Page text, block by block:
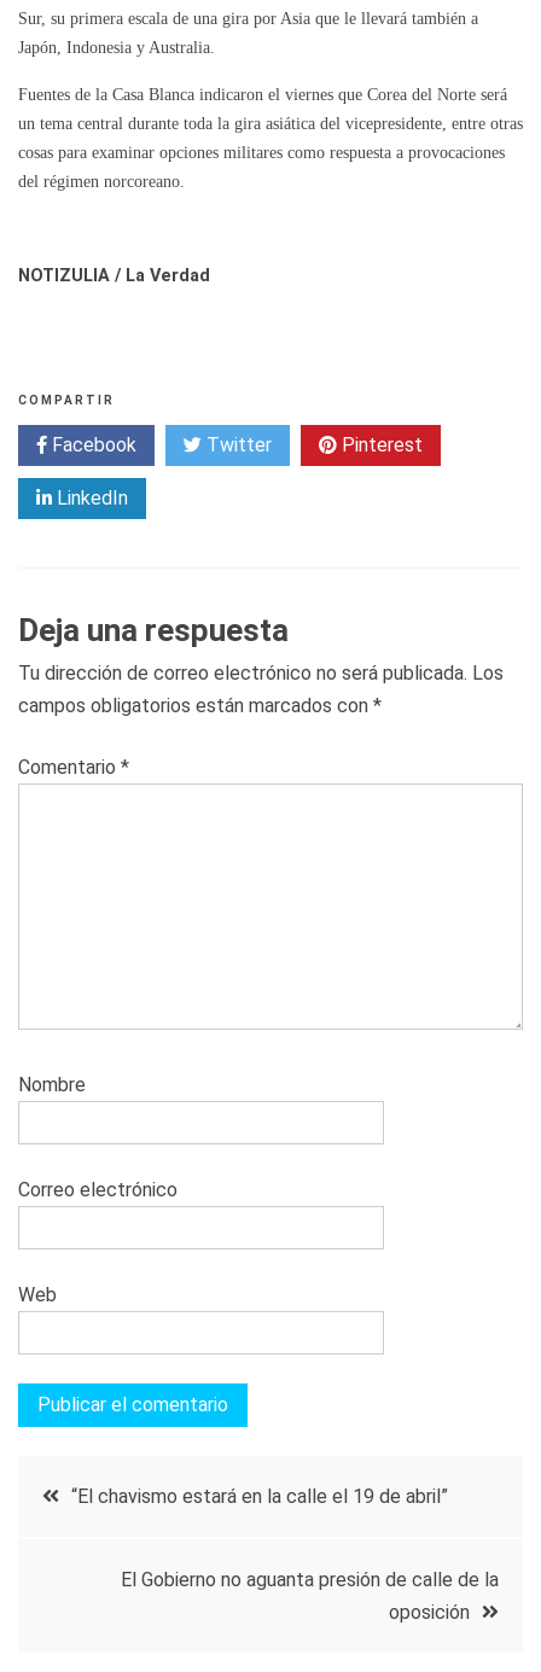
Sur, su primera escala de una gira por Asia que le llevará también a
Japón, Indonesia y Australia.
Fuentes de la Casa Blanca indicaron el viernes que Corea del Norte será
un tema central durante toda la gira asiática del vicepresidente, entre otras
cosas para examinar opciones militares como respuesta a provocaciones
del régimen norcoreano.
NOTIZULIA / La Verdad
COMPARTIR
Facebook Twitter Pinterest
LinkedIn
Deja una respuesta
Tu dirección de correo electrónico no será publicada. Los
campos obligatorios están marcados con *
Comentario *
Nombre
Correo electrónico
Web
Navegación
“El chavismo estará en la calle el 19 de abril”
El Gobierno no aguanta presión de calle de la
oposición